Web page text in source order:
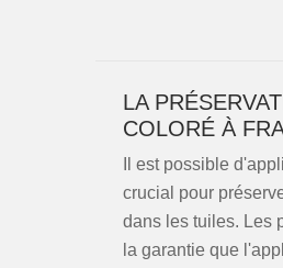
LA
COLORÉ À
Il est possible
crucial pour
dans les tuiles. Les
la garantie que